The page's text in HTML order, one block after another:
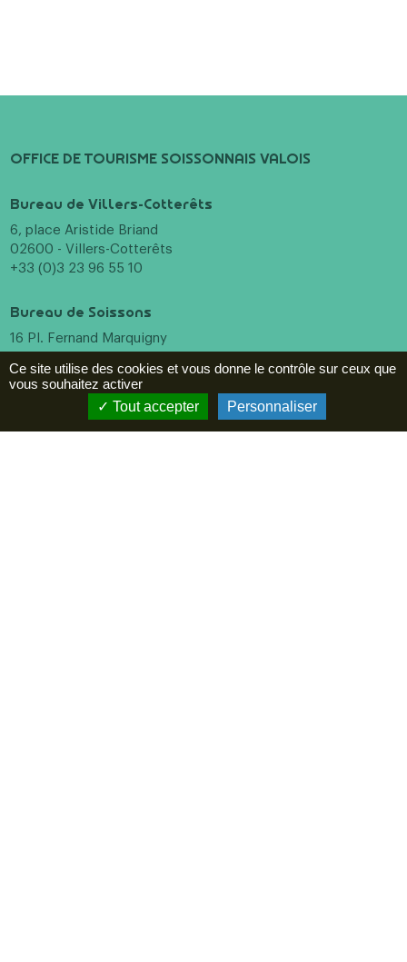
OFFICE DE TOURISME SOISSONNAIS VALOIS
Bureau de Villers-Cotterêts
6, place Aristide Briand
02600 - Villers-Cotterêts
+33 (0)3 23 96 55 10
Bureau de Soissons
16 Pl. Fernand Marquigny
+33 (0)3 23 96 55 10
Incontournables
Ce site utilise des cookies et vous donne le contrôle sur ceux que
vous souhaitez activer
Tout accepter
Personnaliser